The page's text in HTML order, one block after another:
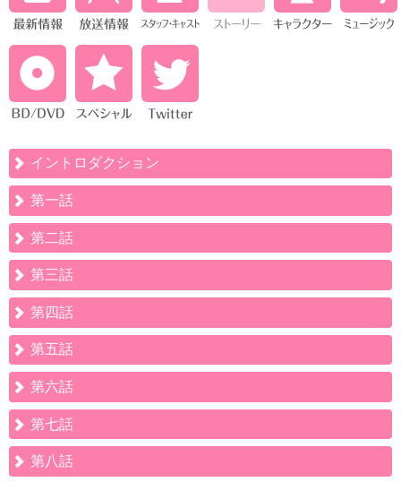
イントロダクション
第一話
第二話
第三話
第四話
第五話
第六話
第七話
第八話